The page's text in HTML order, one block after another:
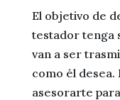
El objetivo de
testador tenga
van a ser
como él
asesorarte